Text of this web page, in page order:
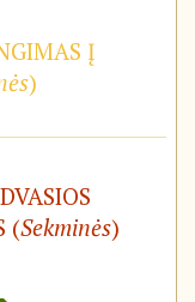
Į
)
(Sekminės)